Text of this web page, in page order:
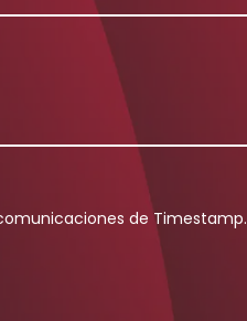
de Timestamp.